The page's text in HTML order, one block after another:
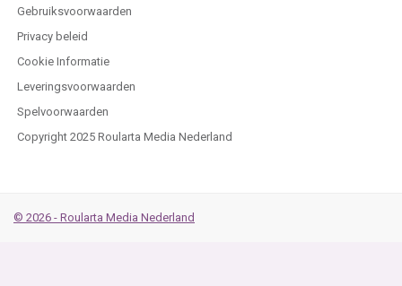
Gebruiksvoorwaarden
Privacy beleid
Cookie Informatie
Leveringsvoorwaarden
Spelvoorwaarden
Copyright 2025 Roularta Media Nederland
© 2026 - Roularta Media Nederland